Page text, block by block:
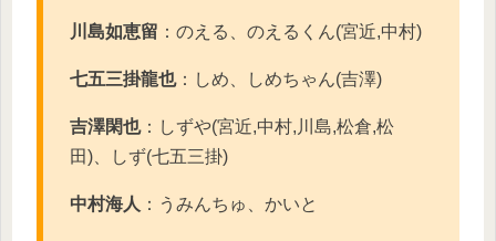
川島如恵留 ：のえる、のえるくん(宮近,中村)
七五三掛龍也：しめ、しめちゃん(吉澤)
吉澤閑也：しずや(宮近,中村,川島,松倉,松
田)、しず(七五三掛)
中村海人 ：うみんちゅ、かいと